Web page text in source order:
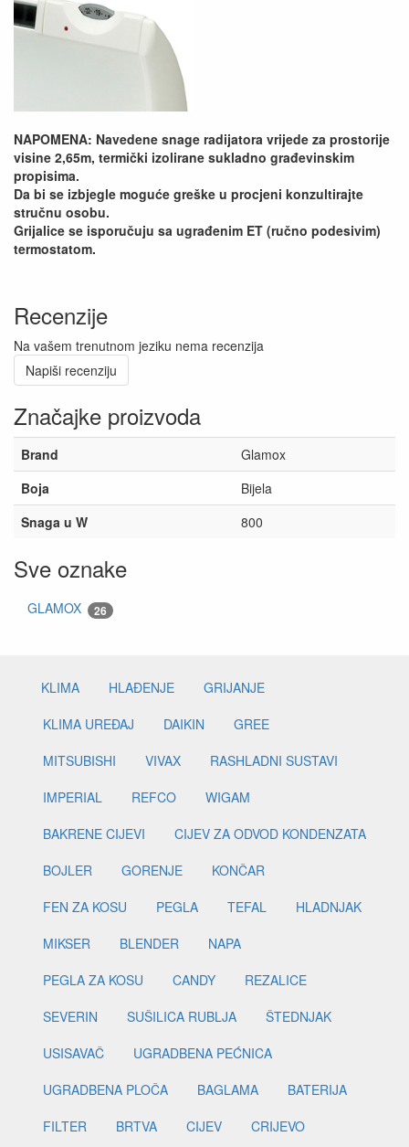
NAPOMENA: Navedene snage radijatora vrijede za prostorije
visine 2,65m, termički izolirane sukladno građevinskim
propisima.
Da bi se izbjegle moguće greške u procjeni konzultirajte
stručnu osobu.
Grijalice se isporučuju sa ugrađenim ET (ručno podesivim)
termostatom.
Recenzije
Na vašem trenutnom jeziku nema recenzija
Napiši recenziju
Značajke proizvoda
Brand
Glamox
Boja
Bijela
Snaga u W
800
Sve oznake
GLAMOX 26
KLIMA HLAĐENJE
GRIJANJE
KLIMA UREĐAJ
DAIKIN
GREE
MITSUBISHI
VIVAX
RASHLADNI SUSTAVI
IMPERIAL
REFCO
WIGAM
BAKRENE CIJEVI
CIJEV ZA ODVOD KONDENZATA
BOJLER
GORENJE
KONČAR
FEN ZA KOSU
PEGLA TEFAL
HLADNJAK
MIKSER
BLENDER
NAPA
PEGLA ZA KOSU
CANDY
REZALICE
SEVERIN
SUŠILICA RUBLJA
ŠTEDNJAK
USISAVAČ
UGRADBENA PEĆNICA
UGRADBENA PLOČA
BAGLAMA
BATERIJA
FILTER
BRTVA CIJEV
CRIJEVO